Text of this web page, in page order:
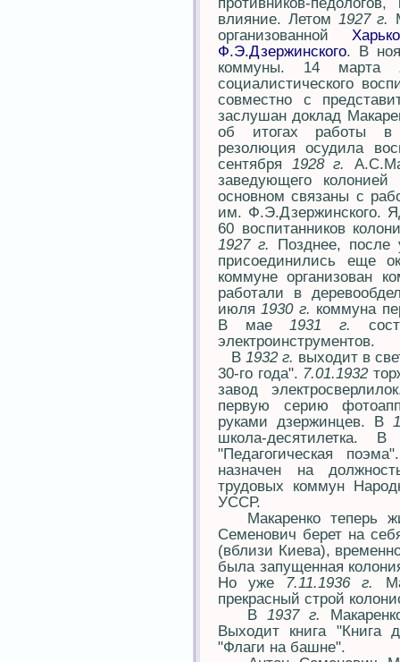
влияние. Летом 1927 г.
организованной
Ф.Э.Дзержинского. В
коммуны. 14 марта
социалистического
совместно с
заслушан доклад
об итогах работы в
резолюция осудила
сентября 1928 г.
заведующего
основном связаны с
им. Ф.Э.Дзержинского.
60 воспитанников
1927 г. Позднее, после
присоединились еще
коммуне организован
работали в
июля1930 г. коммуна
В мае1931 г.
электроинструментов.
В 1932 г. выходит в
30-го года". 7.01.1932
завод
первую серию
руками дзержинцев. В
школа-десятилетка.
"Педагогическая
назначен на
трудовых коммун
УССР.
Макаренко теперь
Семенович берет на
(вблизи Киева),
была запущенная
Но уже 7.11.1936 г.
прекрасный строй
В 1937 г.
Выходит книга
"Флаги на башне".